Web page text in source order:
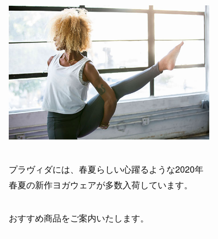
プラヴィダには、春夏らしい心躍るような2020年
春夏の新作ヨガウェアが多数入荷しています。
おすすめ商品をご案内いたします。